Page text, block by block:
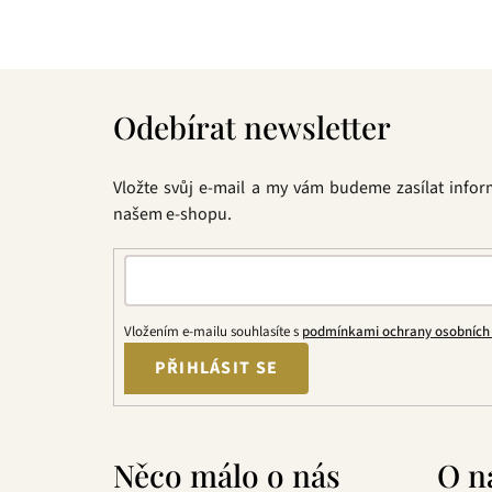
Odebírat newsletter
Vložte svůj e-mail a my vám budeme zasílat
našem e-shopu.
Vložením e-mailu souhlasíte s podmínkami ochrany
PŘIHLÁSIT SE
Něco málo o nás O